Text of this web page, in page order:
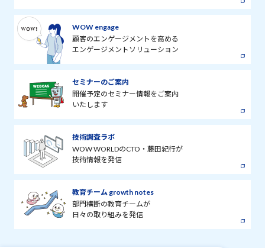
WOW engage
顧客のエンゲージメントを高める
エンゲージメントソリューション
セミナーのご案内
開催予定のセミナー情報をご案内
いたします
技術調査ラボ
WOW WORLDのCTO・藤田紀行が
技術情報を発信
教育チーム growth notes
部門横断の教育チームが
日々の取り組みを発信